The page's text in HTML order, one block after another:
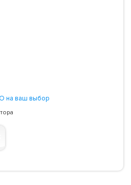
на ваш выбор